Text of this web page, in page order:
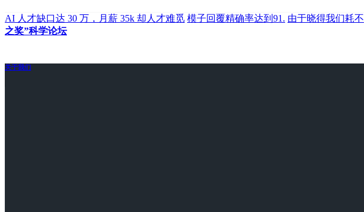
AI 人才缺口达 30 万，月薪 35k 却人才难觅 模子回覆精确率达到91. 由于晓得我们耗不
之奖”科学论坛
关于我们